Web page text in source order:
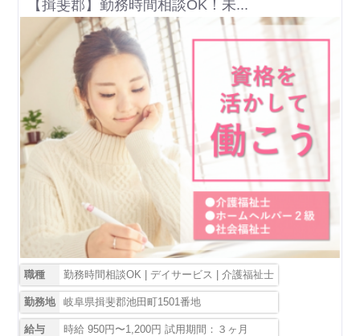
【揖斐郡】勤務時間相談OK！未...
職種 勤務時間相談OK | デイサービス | 介護福祉士
勤務地 岐阜県揖斐郡池田町1501番地
給与 時給 950円〜1,200円 試用期間：３ヶ月